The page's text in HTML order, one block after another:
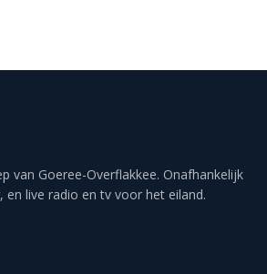
van Goeree-Overflakkee. Onafhankelijk
en live radio en tv voor het eiland.